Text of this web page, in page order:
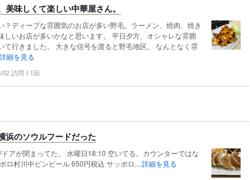
味しくて楽しい中華屋さん。
ディープな雰囲気のお店が多い野毛。ラーメン、焼肉、焼き
しいお店が多いかなと思います。 平日夕方、オシャレな雰囲
て行きました。 大きな信号を渡ると野毛地区。 なんとなく雰
詳細を見る
02 訪問 1回
浜のソウルフードだった
アが閉まってた。 水曜日18:10 空いてる。カウンターではな
ロ村川中ビンビール 650円税込 サッポロ... 詳細を見る